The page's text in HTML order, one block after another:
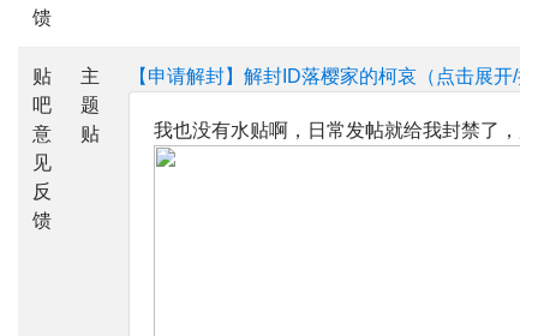
馈
贴
吧
意
见
反
馈
主
题
贴
【申请解封】解封ID落樱家的柯哀（点击展开/
我也没有水贴啊，日常发帖就给我封禁了，